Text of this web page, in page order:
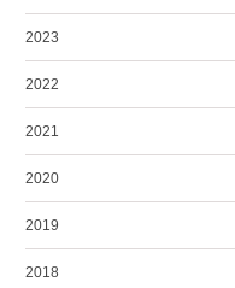
2023
2022
2021
2020
2019
2018